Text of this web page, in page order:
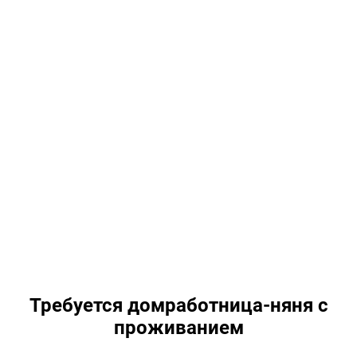
Требуется домработница-няня с
проживанием